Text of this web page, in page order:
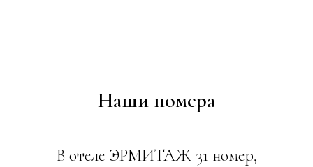
Наши номера
В отеле ЭРМИТАЖ 31 номер,